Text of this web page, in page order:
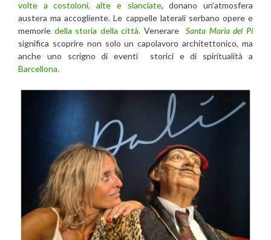
volte a costoloni, alte e slanciate, donano un’atmosfera
austera ma accogliente. Le cappelle laterali serbano opere e
memorie della storia della città.VenerareSanta Maria del Pi
significa scoprire non solo un capolavoro architettonico, ma
anche uno scrigno di eventi storici e di spiritualità a
Barcellona.